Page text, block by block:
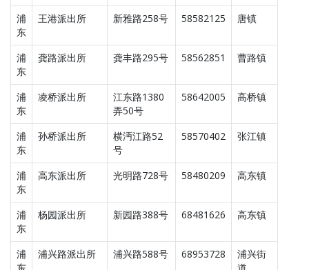
浦
东
王港派出所 新雅路258号 58582125 唐镇
浦
东
龚路派出所 龚丰路295号 58562851 曹路镇
浦
东
凌桥派出所
江东路1380
弄50号
58642005 高桥镇
浦
东
孙桥派出所
横沔江路52
号
58570402 张江镇
浦
东
高东派出所 光明路728号 58480209 高东镇
浦
东
杨园派出所 新园路388号 68481626 高东镇
浦
浦兴路派出所 浦兴路588号 68953728
浦兴街